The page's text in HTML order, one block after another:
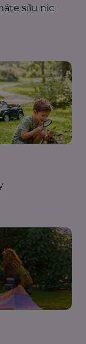
sílu nic